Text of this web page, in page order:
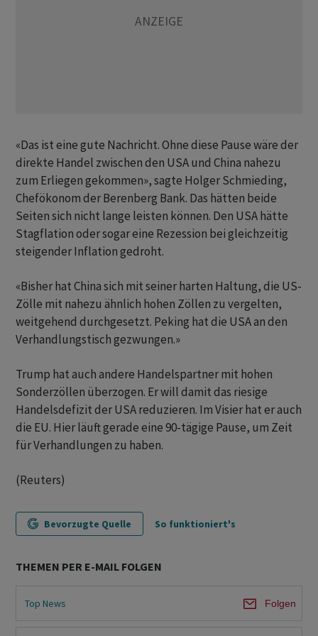
«Das ist eine gute Nachricht. Ohne diese Pause wäre der
direkte Handel zwischen den USA und China nahezu
zum Erliegen gekommen», sagte Holger Schmieding,
Chefökonom der Berenberg Bank. Das hätten beide
Seiten sich nicht lange leisten können. Den USA hätte
Stagflation oder sogar eine Rezession bei gleichzeitig
steigender Inflation gedroht.
«Bisher hat China sich mit seiner harten Haltung, die US-
Zölle mit nahezu ähnlich hohen Zöllen zu vergelten,
weitgehend durchgesetzt. Peking hat die USA an den
Verhandlungstisch gezwungen.»
Trump hat auch andere Handelspartner mit hohen
Sonderzöllen überzogen. Er will damit das riesige
Handelsdefizit der USA reduzieren. Im Visier hat er auch
die EU. Hier läuft gerade eine 90-tägige Pause, um Zeit
für Verhandlungen zu haben.
(Reuters)
Bevorzugte Quelle So funktioniert's
THEMEN PER E-MAIL FOLGEN
Top News Folgen